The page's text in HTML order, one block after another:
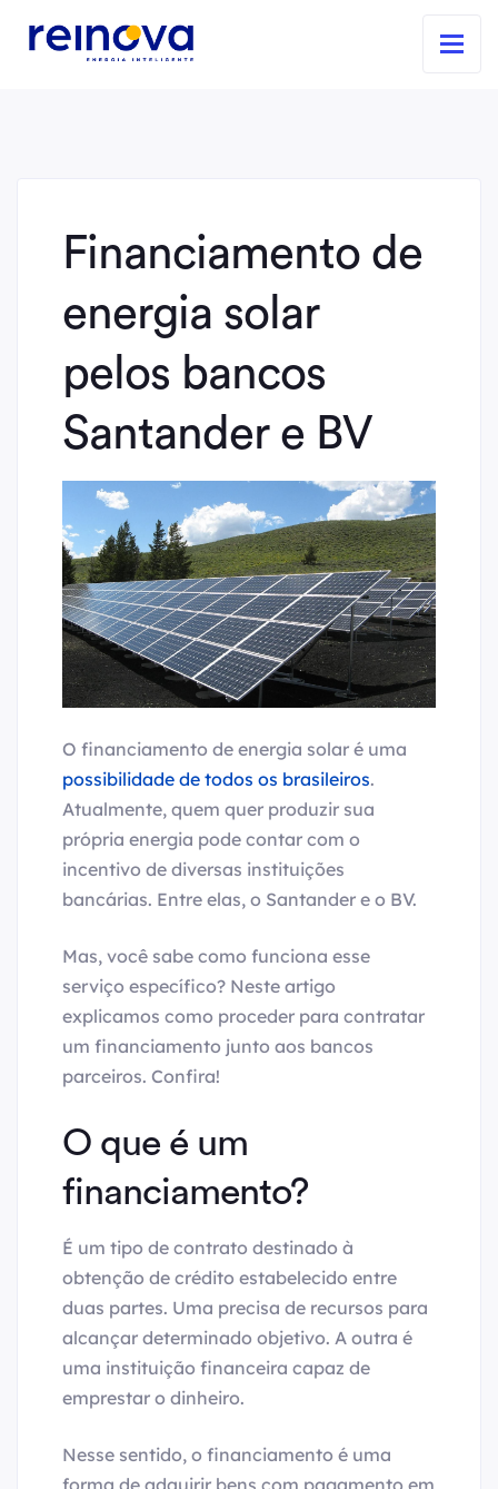
Financiamento de
energia solar
pelos bancos
Santander e BV
O financiamento de energia solar é uma
possibilidade de todos os brasileiros.
Atualmente, quem quer produzir sua
própria energia pode contar com o
incentivo de diversas instituições
bancárias. Entre elas, o Santander e o BV.
Mas, você sabe como funciona esse
serviço específico? Neste artigo
explicamos como proceder para contratar
um financiamento junto aos bancos
parceiros. Confira!
O que é um
financiamento?
É um tipo de contrato destinado à
obtenção de crédito estabelecido entre
duas partes. Uma precisa de recursos para
alcançar determinado objetivo. A outra é
uma instituição financeira capaz de
emprestar o dinheiro.
Nesse sentido, o financiamento é uma
forma de adquirir bens com pagamento em